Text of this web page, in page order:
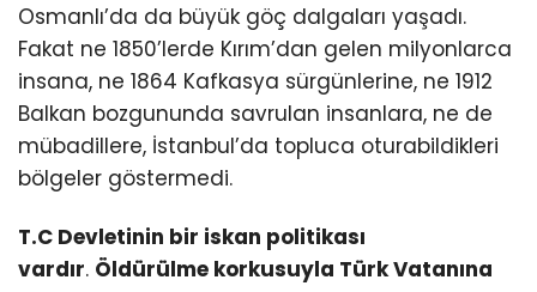
Osmanlı’da da büyük göç dalgaları yaşadı.
Fakat ne 1850’lerde Kırım’dan gelen milyonlarca
insana, ne 1864 Kafkasya sürgünlerine, ne 1912
Balkan bozgununda savrulan insanlara, ne de
mübadillere, İstanbul’da topluca oturabildikleri
bölgeler göstermedi.
T.C Devletinin bir iskan politikası
vardır. Öldürülme korkusuyla Türk Vatanına